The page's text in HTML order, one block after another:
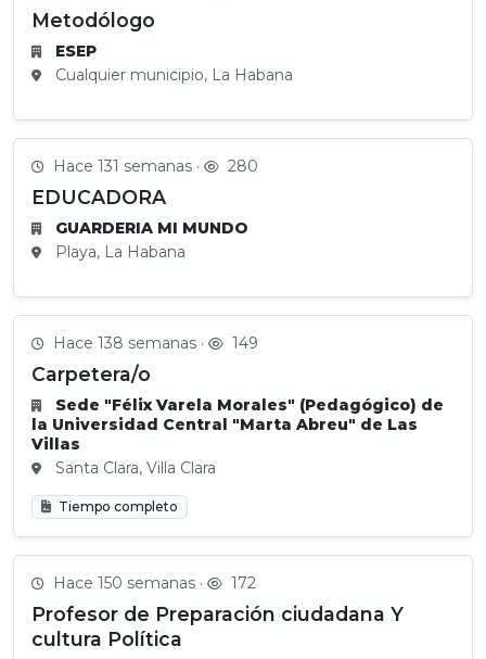
Metodólogo
ESEP
Cualquier municipio, La Habana
Hace 131 semanas · 280
EDUCADORA
GUARDERIA MI MUNDO
Playa, La Habana
Hace 138 semanas · 149
Carpetera/o
Sede "Félix Varela Morales" (Pedagógico) de
la Universidad Central "Marta Abreu" de Las
Villas
Santa Clara, Villa Clara
Tiempo completo
Hace 150 semanas · 172
Profesor de Preparación ciudadana Y
cultura Política